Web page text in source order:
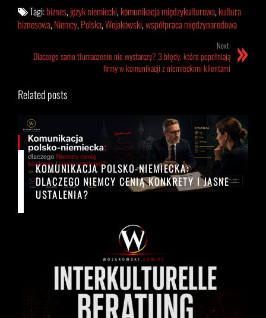
Tagi:biznes,język niemiecki,komunikacja międzykulturowa,kultura
biznesowa,Niemcy,Polska,Wojakowski,współpraca międzynarodowa
Next:
Dlaczego samo tłumaczenie nie wystarczy? 3 błędy, które popełniają
firmy w komunikacji z niemieckimi klientami
Related posts
KOMUNIKACJA POLSKO-NIEMIECKA:
DLACZEGO NIEMCY CENIĄ KONKRETY I JASNE
USTALENIA?